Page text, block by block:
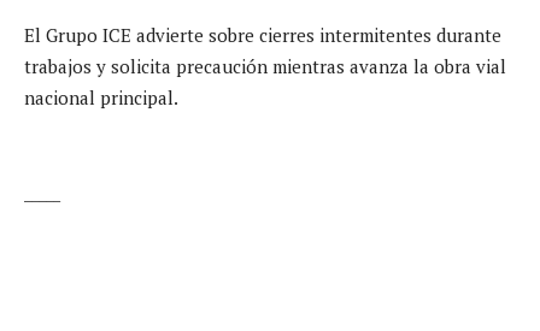
El Grupo ICE advierte sobre cierres intermitentes durante
trabajos y solicita precaución mientras avanza la obra vial
nacional principal.